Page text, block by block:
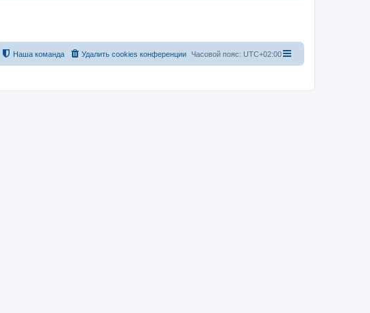
Часовой пояс: UTC+02:00
Удалить cookies конференции
Наша команда